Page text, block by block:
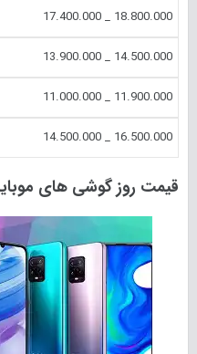
18.800.000 _ 17.400.000
14.500.000 _ 13.900.000
11.900.000 _ 11.000.000
16.500.000 _ 14.500.000
قیمت روز گوشی های موبایل